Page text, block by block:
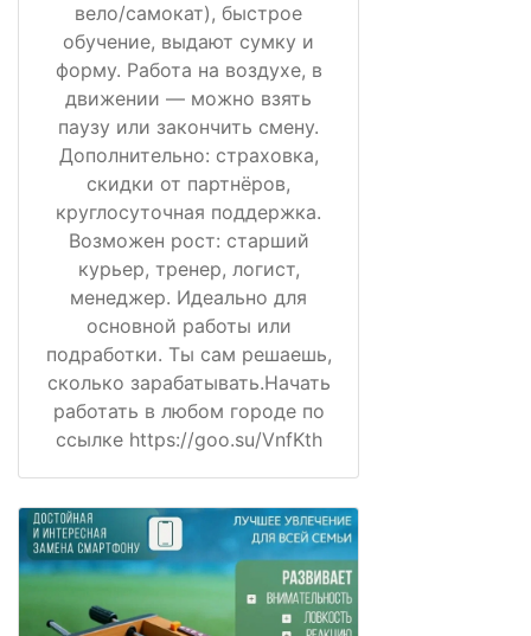
вело/самокат), быстрое
обучение, выдают сумку и
форму. Работа на воздухе, в
движении — можно взять
паузу или закончить смену.
Дополнительно: страховка,
скидки от партнёров,
круглосуточная поддержка.
Возможен рост: старший
курьер, тренер, логист,
менеджер. Идеально для
основной работы или
подработки. Ты сам решаешь,
сколько зарабатывать.Начать
работать в любом городе по
ссылке https://goo.su/VnfKth